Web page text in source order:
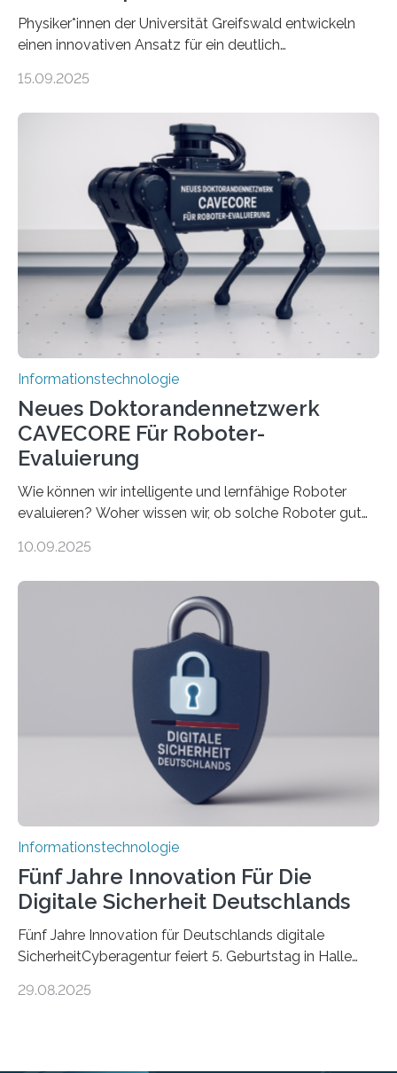
Physiker*innen der Universität Greifswald entwickeln
einen innovativen Ansatz für ein deutlich
Lösungsweg ist inspiriert vom menschlichen Gehirn. Die
stellt die heutige Computertechnik vor
Herausforderungen. Herkömmliche Silizium-
Prozessoren stoßen an ihre Grenzen: Sie verbrauchen
viel Energie, die Speicher- und Verarbeitungseinheiten
sind voneinander getrennt und die Datenübertragung
bremst komplexe Anwendungen aus. Da KI-Modelle
immer größer werden und riesige Datenmengen
verarbeiten müssen, steigt der Bedarf an neuen
Rechenarchitekturen. Neben Quantencomputern
rücken dabei insbesondere…
15.09.2025
Informationstechnologie
Neues Doktorandennetzwerk
CAVECORE Für Roboter-
Evaluierung
Wie können wir intelligente und lernfähige Roboter
evaluieren? Woher wissen wir, ob solche Roboter gut
sich CAVECORE – ein neues Marie Skłodowska-Curie
koordiniert wird. Ab dem 1. September werden sich
über einen Zeitraum von vier Jahren insgesamt 15
Promovierende im Rahmen von CAVECORE mit
kognitiven Robotern beschäftigen – also mit Robotern,
die mittels Sensoren ihre Umgebung erfassen,
Informationen verarbeiten und häufig auch mit…
10.09.2025
Informationstechnologie
Fünf Jahre Innovation Für Die
Digitale Sicherheit Deutschlands
Fünf Jahre Innovation für Deutschlands digitale
SicherheitCyberagentur feiert 5. Geburtstag in Halle
ErfolgeDie Agentur für Innovation in der
29.08.2025